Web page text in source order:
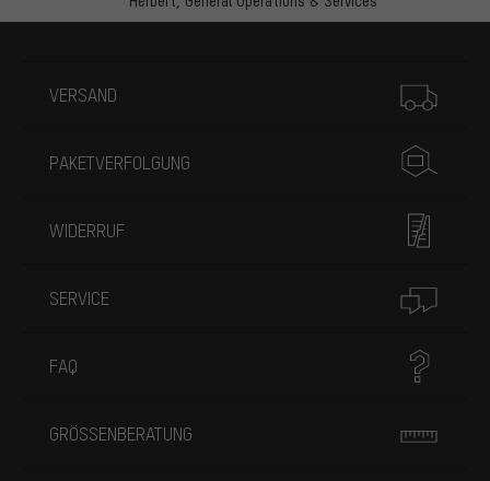
VERSAND
PAKETVERFOLGUNG
WIDERRUF
SERVICE
FAQ
GRÖSSENBERATUNG